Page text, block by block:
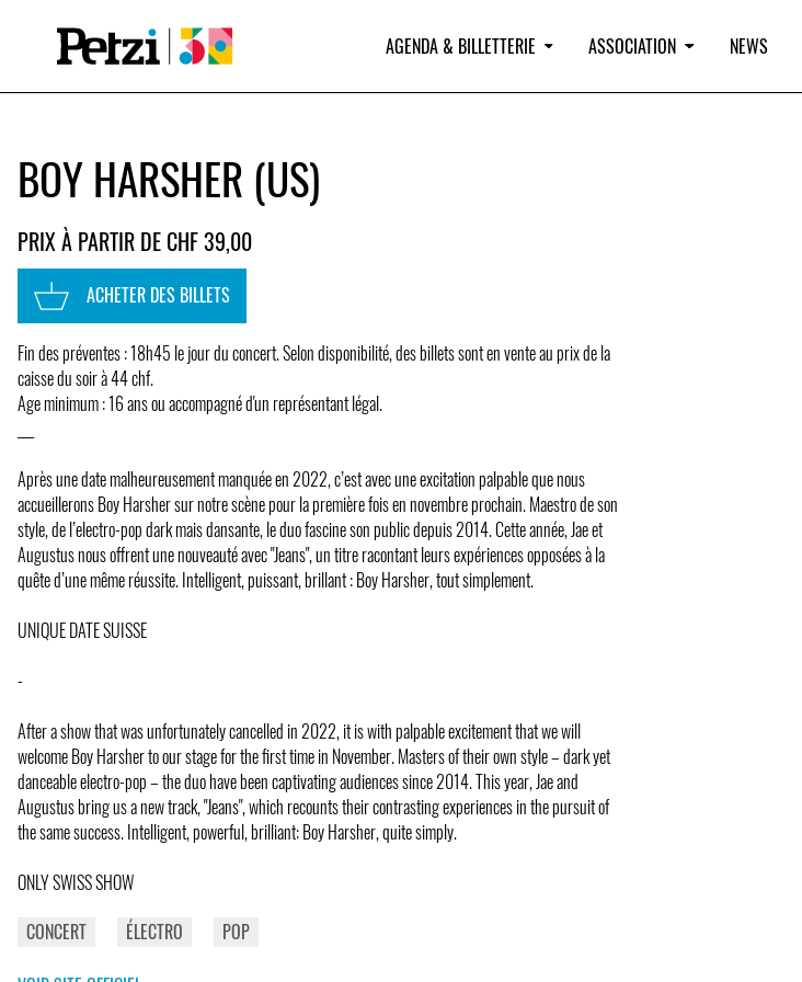
AGENDA & BILLETTERIE ASSOCIATION NEWS
BOY HARSHER (US)
PRIX À PARTIR DE CHF 39,00
ACHETER DES BILLETS
Fin des préventes : 18h45 le jour du concert. Selon disponibilité, des billets sont en vente au prix de la
caisse du soir à 44 chf.
Age minimum : 16 ans ou accompagné d'un représentant légal.
Après une date malheureusement manquée en 2022, c’est avec une excitation palpable que nous
accueillerons Boy Harsher sur notre scène pour la première fois en novembre prochain. Maestro de son
style, de l’electro-pop dark mais dansante, le duo fascine son public depuis 2014. Cette année, Jae et
Augustus nous offrent une nouveauté avec "Jeans", un titre racontant leurs expériences opposées à la
quête d’une même réussite. Intelligent, puissant, brillant : Boy Harsher, tout simplement.
UNIQUE DATE SUISSE
-
After a show that was unfortunately cancelled in 2022, it is with palpable excitement that we will
welcome Boy Harsher to our stage for the first time in November. Masters of their own style – dark yet
danceable electro-pop – the duo have been captivating audiences since 2014. This year, Jae and
Augustus bring us a new track, "Jeans", which recounts their contrasting experiences in the pursuit of
the same success. Intelligent, powerful, brilliant: Boy Harsher, quite simply.
ONLY SWISS SHOW
CONCERT
ÉLECTRO POP